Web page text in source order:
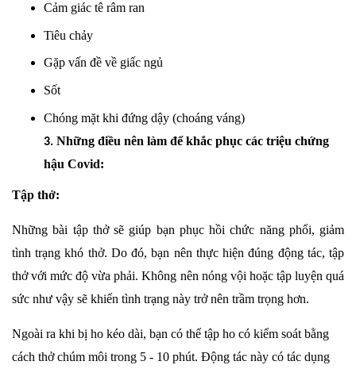
Cảm giác tê râm ran
Tiêu chảy
Gặp vấn đề về giấc ngủ
Sốt
Chóng mặt khi đứng dậy (choáng váng)
3. Những điều nên làm để khắc phục các triệu chứng
hậu Covid:
Tập thở:
Những bài tập thở sẽ giúp bạn phục hồi chức năng phổi, giảm
tình trạng khó thở. Do đó, bạn nên thực hiện đúng động tác, tập
thở với mức độ vừa phải. Không nên nóng vội hoặc tập luyện quá
sức như vậy sẽ khiến tình trạng này trở nên trầm trọng hơn.
Ngoài ra khi bị ho kéo dài, bạn có thể tập ho có kiểm soát bằng
cách thở chúm môi trong 5 - 10 phút. Động tác này có tác dụng